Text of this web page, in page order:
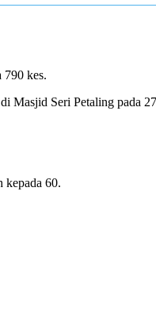
kes.
Masjid Seri Petaling pada
kepada 60.